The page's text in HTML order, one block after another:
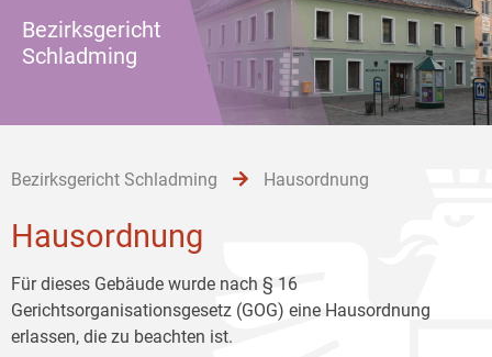
Bezirksgericht
Schladming
Bezirksgericht Schladming Hausordnung
Hausordnung
Für dieses Gebäude wurde nach § 16
Gerichtsorganisationsgesetz (GOG) eine Hausordnung
erlassen, die zu beachten ist.